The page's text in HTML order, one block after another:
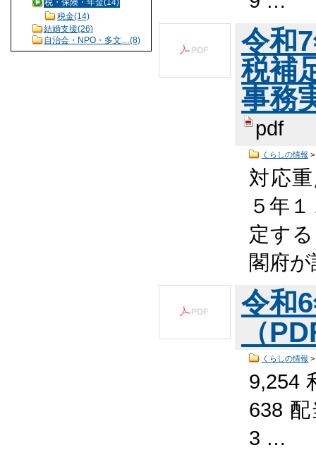
税・保険・年金(14)
税金(14)
結婚支援(26)
自治会・NPO・多文…(8)
令和
税補
事務
pdf
くらしの情報 >
対応
５年
定す
閣府
令和
（
くらしの情報 >
9,254
638
3 …